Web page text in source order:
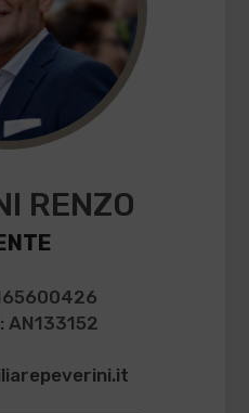
RENZO
AN133152